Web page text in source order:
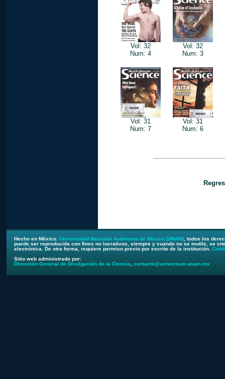
Vol: 32
Num: 4
Vol: 32
Num: 3
Vol: 31
Num: 7
Vol: 31
Num: 6
Hecho en México. Universidad Nacional Autónoma de México (UNAM), todos los
puede ser reproducida con fines no lucrativos, siempre y cuando no se mutile, se
electrónica. De otra forma, requiere permiso previo por escrito de la institución.
Sitio web administrado por:
Dirección General de Divulgación de la Ciencia
contacto@universum.unam.mx